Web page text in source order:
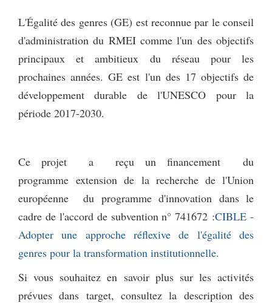
L'Égalité des genres (GE) est reconnue par le conseil
d'administration du RMEI comme l'un des objectifs
principaux et ambitieux du réseau pour les
prochaines années. GE est l'un des 17 objectifs de
développement durable de l'UNESCO pour la
période 2017-2030.
Ce projet a reçu un financement du
programme extension de la recherche de l'Union
européenne du programme d'innovation dans le
cadre de l'accord de subvention n° 741672 :CIBLE -
Adopter une approche réflexive de l'égalité des
genres pour la transformation institutionnelle.
Si vous souhaitez en savoir plus sur les activités
prévues dans target, consultez la description des